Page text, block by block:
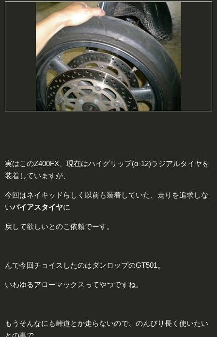
実はこのZ400FX、現在はハイグリップ(α-12)ラジアルタイヤを
装着していますが、
今回はネイキッドらしく以前も装着していた、走りを追求しな
いバイアスタイヤに
戻して欲しいとのご依頼でーす。
んで今回チョイスしたのはダンロップのGT501。
いわゆるアローマックスってやつですね。
もうそんなにも峠道とか走らないので、のんびり長く使いたい
との事で